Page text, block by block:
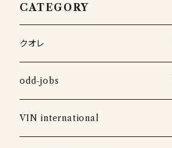
CATEGORY
クオレ
コスメティック
ヘアケア
odd-jobs
シャンプー＆トリートメント
VIN international